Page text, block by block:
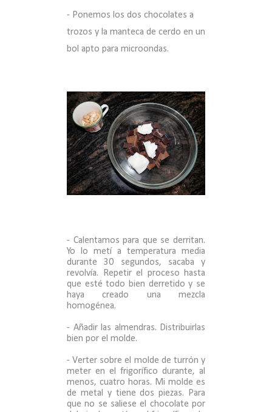
- Ponemos los dos chocolates a
trozos y la manteca de cerdo en un
bol apto para microondas.
- Calentamos para que se derritan.
Yo lo metí a temperatura media
durante 30 segundos, sacaba y
revolvía. Repetir el proceso hasta
que esté todo bien derretido y se
haya creado una mezcla
homogénea.
- Añadir las almendras. Distribuirlas
bien por el molde.
- Verter sobre el molde de turrón y
meter en el frigorífico durante, al
menos, cuatro horas. Mi molde es
de metal y tiene dos piezas. Para
que no se saliese el chocolate por